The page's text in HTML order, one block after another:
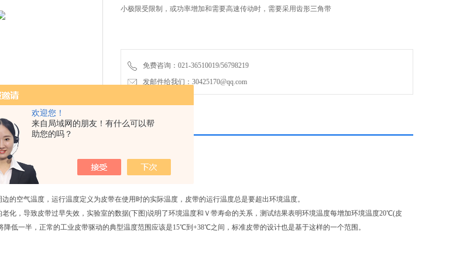
欢迎您！
来自局域网的朋友！有什么可以帮
助您的吗？
小极限受限制，或功率增加和需要高速传动时，需要采用齿形三角带
免费咨询：021-36510019/56798219
发邮件给我们：30425170@qq.com
留言询价
空气温度，运行温度定义为皮带在使用时的实际温度，皮带的运行温度总是要超出环境温度。
，导致皮带过早失效，实验室的数据(下图)说明了环境温度和Ｖ带寿命的关系，测试结果表明环境温度每增加环境温度20℃(皮
低一半，正常的工业皮带驱动的典型温度范围应该是15℃到+38℃之间，标准皮带的设计也是基于这样的一个范围。